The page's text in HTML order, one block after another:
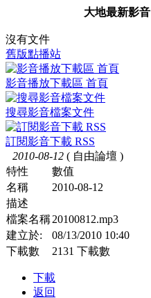
大地最新影音
沒有文件
舊版點播站
影音播放下載區 首頁
搜尋影音檔案文件
訂閱影音下載 RSS
2010-08-12 ( 自由論壇 )
特性
數值
名稱
2010-08-12
描述
檔案名稱20100812.mp3
建立於:
08/13/2010 10:40
下載數
2131 下載數
下載
返回